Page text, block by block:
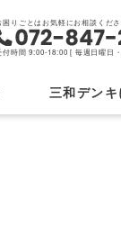
困りごとはお気軽にお相談くだ
付時間 9:00-18:00 [ 毎週日曜日
三和デン